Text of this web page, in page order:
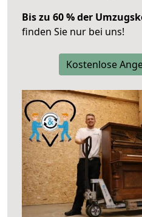
Bis zu 60 % der
finden Sie nur bei uns!
Kostenlose